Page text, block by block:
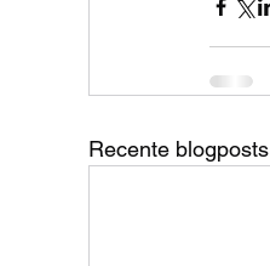
Recente blogposts